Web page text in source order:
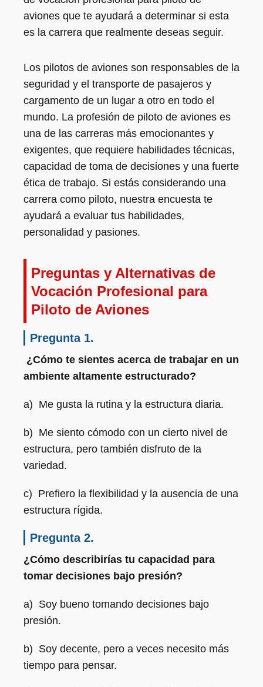
aviones que te ayudará a determinar si esta
es la carrera que realmente deseas seguir.
Los pilotos de aviones son responsables de la
seguridad y el transporte de pasajeros y
cargamento de un lugar a otro en todo el
mundo. La profesión de piloto de aviones es
una de las carreras más emocionantes y
exigentes, que requiere habilidades técnicas,
capacidad de toma de decisiones y una fuerte
ética de trabajo. Si estás considerando una
carrera como piloto, nuestra encuesta te
ayudará a evaluar tus habilidades,
personalidad y pasiones.
Preguntas y Alternativas de
Vocación Profesional para
Piloto de Aviones
Pregunta 1.
¿Cómo te sientes acerca de trabajar en un
ambiente altamente estructurado?
a) Me gusta la rutina y la estructura diaria.
b) Me siento cómodo con un cierto nivel de
estructura, pero también disfruto de la
variedad.
c) Prefiero la flexibilidad y la ausencia de una
estructura rígida.
Pregunta 2.
¿Cómo describirías tu capacidad para
tomar decisiones bajo presión?
a) Soy bueno tomando decisiones bajo
presión.
b) Soy decente, pero a veces necesito más
tiempo para pensar.